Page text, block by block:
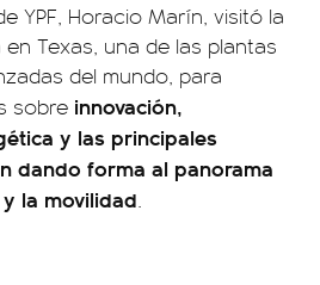
YPF, Horacio Marín, visitó la
Texas, una de las plantas
del mundo, para
sobre innovación,
y las principales
dando forma al panorama
la movilidad.